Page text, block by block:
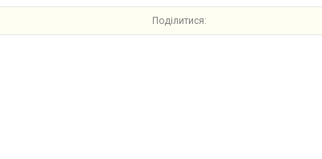
Поділитися: